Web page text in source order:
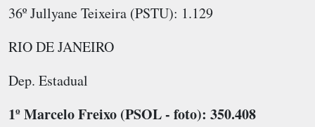
36º Jullyane Teixeira (PSTU): 1.129
RIO DE JANEIRO
Dep. Estadual
1º Marcelo Freixo (PSOL - foto): 350.408